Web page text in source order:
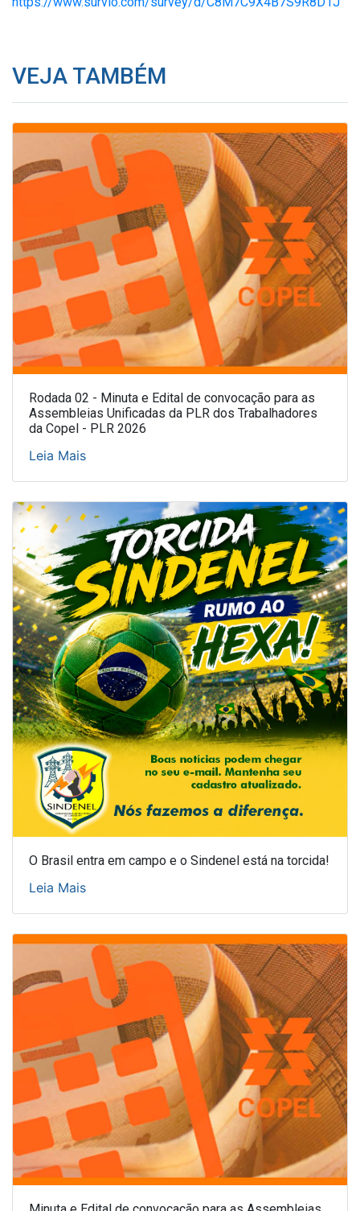
VEJA TAMBÉM
Rodada 02 - Minuta e Edital de convocação para as
Assembleias Unificadas da PLR dos Trabalhadores
da Copel - PLR 2026
Leia Mais
O Brasil entra em campo e o Sindenel está na torcida!
Leia Mais